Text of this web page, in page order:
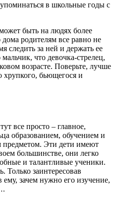
в школьные годы с
быть на людях более
родителям все равно не
следить за ней и держать ее
что девочка-стрелец,
возрасте. Поверьте, лучше
хрупкого, бьющегося и
все просто – главное,
образованием, обучением и
Эти дети имеют
большинстве, они легко
и талантливые ученики.
Только заинтересовав
зачем нужно его изучение,